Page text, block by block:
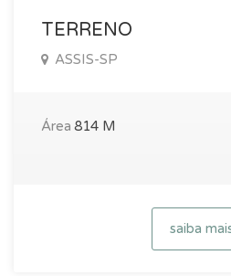
TERRENO
ASSIS-SP
Área 814 M
saiba